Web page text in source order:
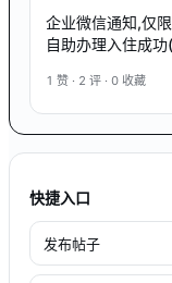
企业微信通知,仅
自助办理入住成
1 赞 · 2 评 · 0 收藏
快捷入口
发布帖子